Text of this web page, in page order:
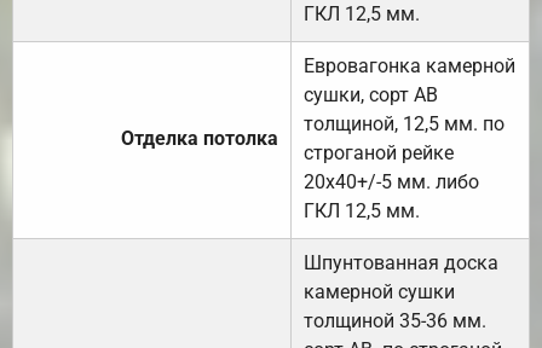
ГКЛ 12,5 мм.
Отделка потолка
Евровагонка камерной
сушки, сорт АВ
толщиной, 12,5 мм. по
строганой рейке
20х40+/-5 мм. либо
ГКЛ 12,5 мм.
Шпунтованная доска
камерной сушки
толщиной 35-36 мм.